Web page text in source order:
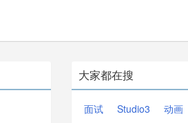
大家都在搜
面试 Studio3 动画